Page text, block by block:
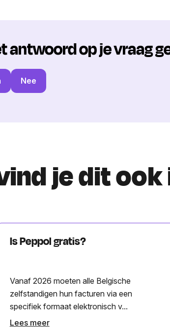
antwoord op je vraag
Nee
je dit
Is Peppol gratis?
Vanaf 2026 moeten alle Belgische
zelfstandigen hun facturen via een
specifiek formaat elektronisch v...
Lees meer